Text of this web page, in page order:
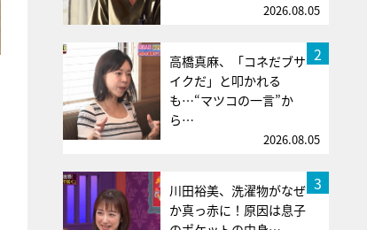
2026.08.05
2
高橋真麻、「コネだブサ
イクだ」と叩かれる
も…“マツコの一言”か
ら…
2026.08.05
3
川田裕美、洗濯物がなぜ
か真っ赤に！原因は息子